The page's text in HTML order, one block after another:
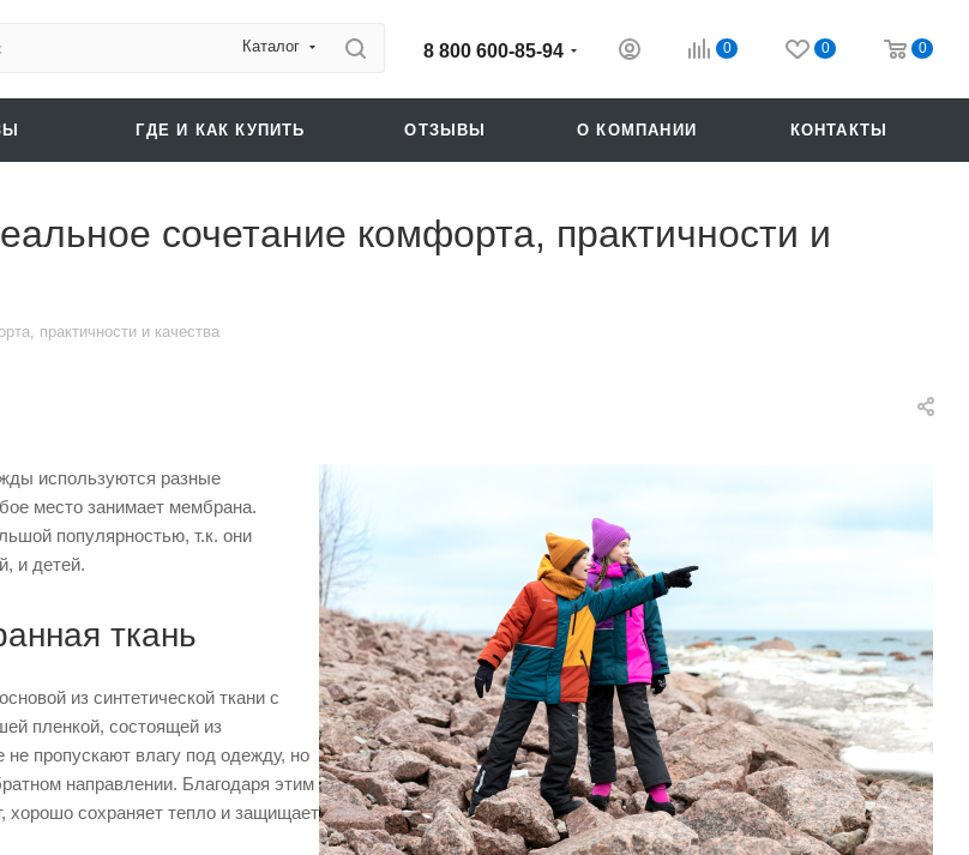
Каталог 8 800 600-85-94 0 0 0
ГДЕ И КАК КУПИТЬ ОТЗЫВЫ О КОМПАНИИ КОНТАКТЫ
сочетание комфорта, практичности и
практичности и качества
используются разные
место занимает мембрана.
популярностью, т.к. они
и детей.
ткань
из синтетической ткани с
пленкой, состоящей из
не пропускают влагу под одежду, но
направлении. Благодаря этим
хорошо сохраняет тепло и защищает